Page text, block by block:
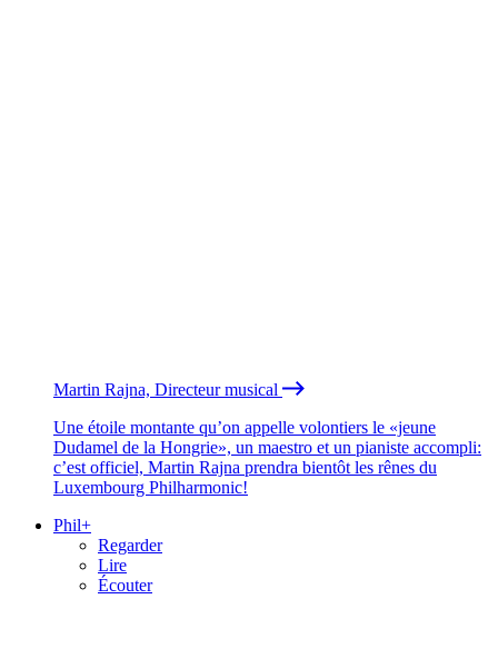
Martin Rajna, Directeur musical
Une étoile montante qu’on appelle volontiers le «jeune
Dudamel de la Hongrie», un maestro et un pianiste accompli:
c’est officiel, Martin Rajna prendra bientôt les rênes du
Luxembourg Philharmonic!
Phil+
Regarder
Lire
Écouter